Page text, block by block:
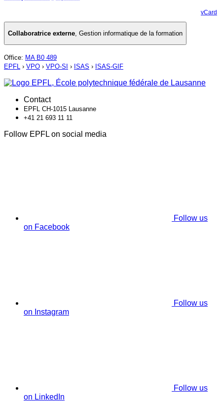
vCard
Collaboratrice externe, Gestion informatique de la formation
Office: MA B0 489
EPFL › VPO › VPO-SI › ISAS › ISAS-GIF
Contact
EPFL CH-1015 Lausanne
+41 21 693 11 11
Follow EPFL on social media
Follow us
on Facebook
Follow us
on Instagram
Follow us
on LinkedIn